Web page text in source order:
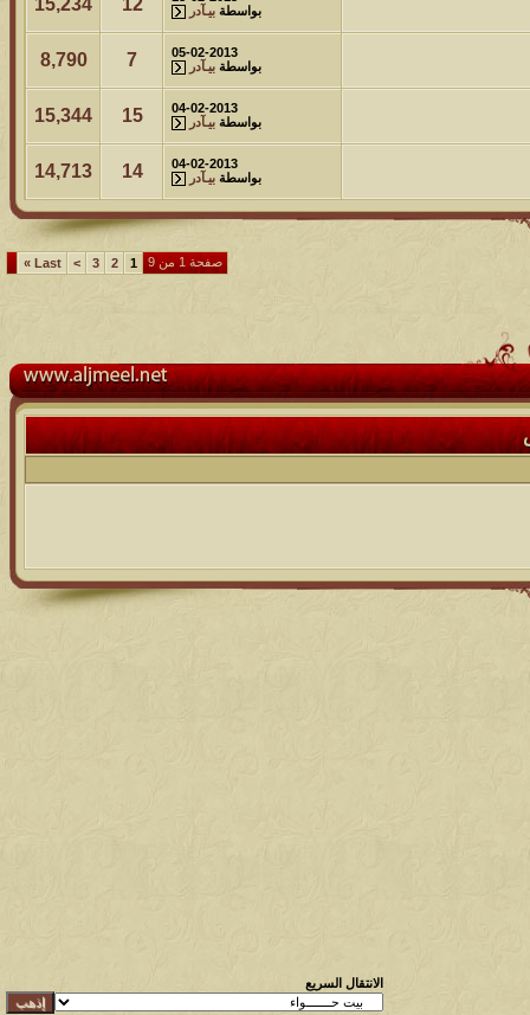
بواسطة بيـآدر
05-02-2013
بواسطة بيـآدر 7
8,790
04-02-2013
بواسطة بيـآدر 15
15,344
04-02-2013
بواسطة بيـآدر 14
14,713
صفحة 1 من 9 1
2
3
>
Last
»
الانتقال السريع